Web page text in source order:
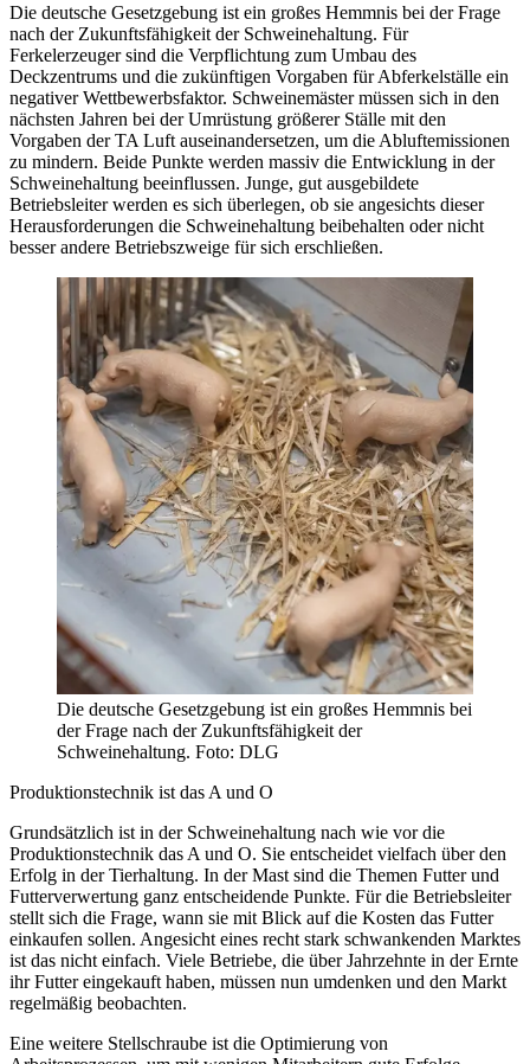
Die deutsche Gesetzgebung ist ein großes Hemmnis bei der Frage
nach der Zukunftsfähigkeit der Schweinehaltung. Für
Ferkelerzeuger sind die Verpflichtung zum Umbau des
Deckzentrums und die zukünftigen Vorgaben für Abferkelställe ein
negativer Wettbewerbsfaktor. Schweinemäster müssen sich in den
nächsten Jahren bei der Umrüstung größerer Ställe mit den
Vorgaben der TA Luft auseinandersetzen, um die Abluftemissionen
zu mindern. Beide Punkte werden massiv die Entwicklung in der
Schweinehaltung beeinflussen. Junge, gut ausgebildete
Betriebsleiter werden es sich überlegen, ob sie angesichts dieser
Herausforderungen die Schweinehaltung beibehalten oder nicht
besser andere Betriebszweige für sich erschließen.
Die deutsche Gesetzgebung ist ein großes Hemmnis bei
der Frage nach der Zukunftsfähigkeit der
Schweinehaltung. Foto: DLG
Produktionstechnik ist das A und O
Grundsätzlich ist in der Schweinehaltung nach wie vor die
Produktionstechnik das A und O. Sie entscheidet vielfach über den
Erfolg in der Tierhaltung. In der Mast sind die Themen Futter und
Futterverwertung ganz entscheidende Punkte. Für die Betriebsleiter
stellt sich die Frage, wann sie mit Blick auf die Kosten das Futter
einkaufen sollen. Angesicht eines recht stark schwankenden Marktes
ist das nicht einfach. Viele Betriebe, die über Jahrzehnte in der Ernte
ihr Futter eingekauft haben, müssen nun umdenken und den Markt
regelmäßig beobachten.
Eine weitere Stellschraube ist die Optimierung von